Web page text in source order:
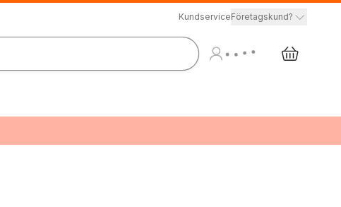
KundserviceFöretagskund?